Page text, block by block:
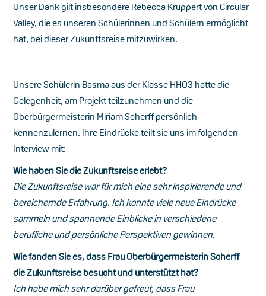
Unser Dank gilt insbesondere Rebecca Kruppert von Circular
Valley, die es unseren Schülerinnen und Schülern ermöglicht
hat, bei dieser Zukunftsreise mitzuwirken.
Unsere Schülerin Basma aus der Klasse HHO3 hatte die
Gelegenheit, am Projekt teilzunehmen und die
Oberbürgermeisterin Miriam Scherff persönlich
kennenzulernen. Ihre Eindrücke teilt sie uns im folgenden
Interview mit:
Wie haben Sie die Zukunftsreise erlebt?
Die Zukunftsreise war für mich eine sehr inspirierende und
bereichernde Erfahrung. Ich konnte viele neue Eindrücke
sammeln und spannende Einblicke in verschiedene
berufliche und persönliche Perspektiven gewinnen.
Wie fanden Sie es, dass Frau Oberbürgermeisterin Scherff
die Zukunftsreise besucht und unterstützt hat?
Ich habe mich sehr darüber gefreut, dass Frau